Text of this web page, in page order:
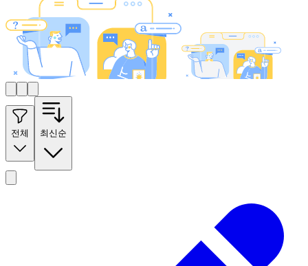
전체 최신순